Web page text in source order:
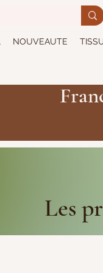
NOUVEAUTE
Les